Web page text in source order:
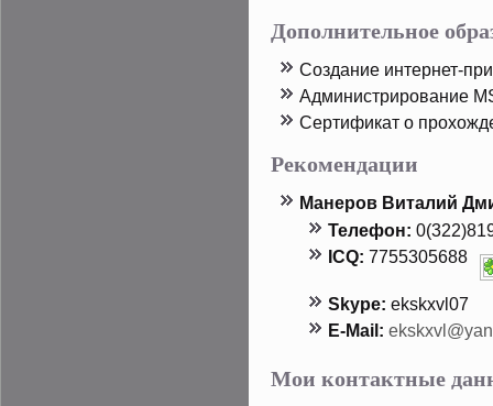
Дополнительное
Создание интернет-
Администрирοвание
Сертификат о
Рекомендации
Манерοв Виталий
Телефон:
ICQ: 7755305688
Skype: ekskxvl07
E-Mail:
Мои контактные